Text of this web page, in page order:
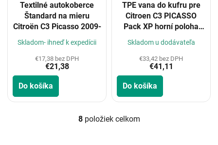
Textilné autokoberce
Štandard na mieru
Citroën C3 Picasso 2009-
Skladom- ihneď k expedícii
€17,38 bez DPH
€21,38
Do košíka
TPE vana do kufru pre
Citroen C3 PICASSO
Pack XP horní poloha
2008-2017
Skladom u dodávateľa
€33,42 bez DPH
€41,11
Do košíka
O
8položiek celkom